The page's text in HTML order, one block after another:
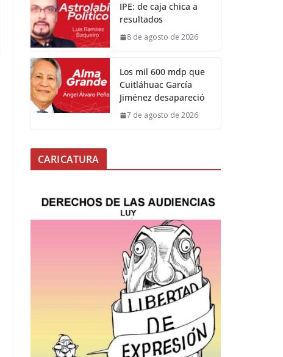
IPE: de caja chica a
resultados
8 de agosto de 2026
Los mil 600 mdp que
Cuitláhuac García
Jiménez desapareció
7 de agosto de 2026
CARICATURA